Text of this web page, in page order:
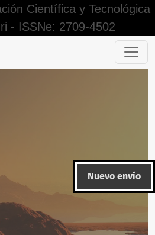
Científica y Tecnológica
- ISSNe: 2709-4502
Nuevo envío